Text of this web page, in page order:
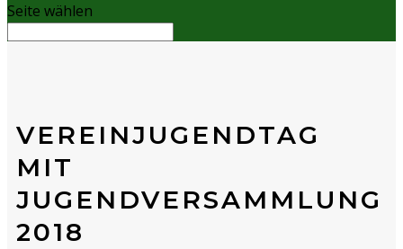
Seite wählen
VEREINJUGENDTAG
MIT
JUGENDVERSAMMLUNG
2018